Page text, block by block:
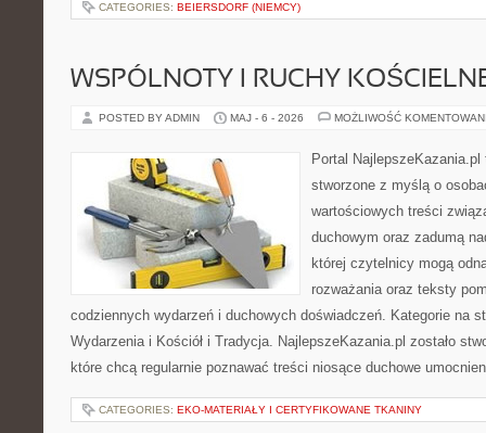
CATEGORIES: BEIERSDORF (NIEMCY)
WSPÓLNOTY I RUCHY
POSTED BY ADMIN MAJ - 6 - 2026 MOŻLIWOŚĆ
Portal
stworzone z myślą o
wartościowych treści
duchowym oraz zadumą
której czytelnicy mogą
rozważania oraz teksty
codziennych wydarzeń i duchowych doświadczeń. Kategorie na
Wydarzenia i Kościół i Tradycja. NajlepszeKazania.pl zostało
które chcą regularnie poznawać treści niosące duchowe
CATEGORIES: EKO-MATERIAŁY I CERTYFIKOWANE TKANINY